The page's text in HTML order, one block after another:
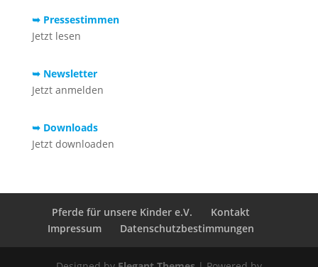
➥ Pressestimmen
Jetzt lesen
➥ Newsletter
Jetzt anmelden
➥ Downloads
Jetzt downloaden
Pferde für unsere Kinder e.V.
Kontakt
Impressum
Datenschutzbestimmungen